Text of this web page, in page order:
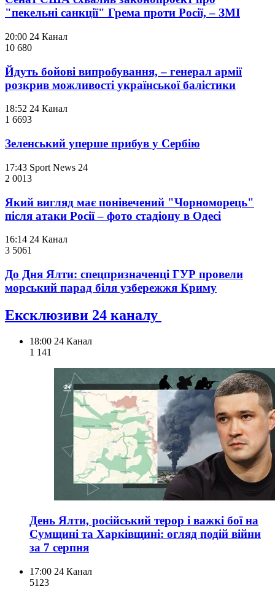
"пекельні санкції" Грема проти Росії, – ЗМІ
20:00 24 Канал
10 680
Йдуть бойові випробування, – генерал армії
розкрив можливості української балістики
18:52 24 Канал
1 6693
Зеленський уперше прибув у Сербію
17:43 Sport News 24
2 0013
Який вигляд має понівечений "Чорноморець"
після атаки Росії – фото стадіону в Одесі
16:14 24 Канал
3 5061
До Дня Ялти: спецпризначенці ГУР провели
морський парад біля узбережжя Криму
Ексклюзиви 24 каналу
18:00 24 Канал
1 141
День Ялти, російський терор і важкі бої на
Сумщині та Харківщині: огляд подій війни
за 7 серпня
17:00 24 Канал
5123